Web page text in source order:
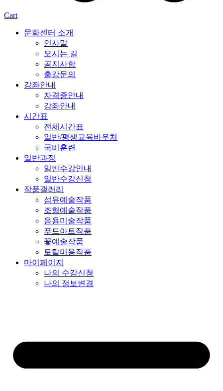
Cart
문화센터 소개
인사말
오시는 길
공지사항
출강문의
강좌안내
자격증안내
강좌안내
시간표
전체시간표
일반/평생교육바우처
국비훈련
일반과정
일반수강안내
일반수강신청
작품갤러리
섬유예술작품
조형예술작품
응용미술작품
푸드아트작품
꽃예술작품
토탈미용작품
마이페이지
나의 수강신청
나의 정보변경